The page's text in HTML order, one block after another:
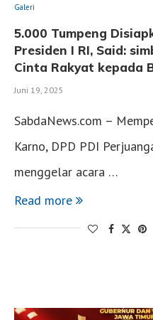
Galeri
5.000 Tumpeng
Presiden I RI, Said:
Cinta Rakyat kepada
Juni 19, 2025
SabdaNews.com –
Karno, DPD PDI
menggelar acara …
Read more